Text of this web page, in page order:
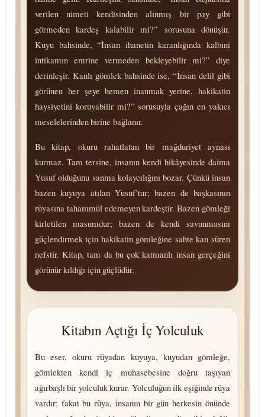
verilen nimeti kendisinden alınmış bir pay gibi
görmeden kardeş kalabilir mi?” sorusuna dönüşür.
Kuyu bahsinde, “İnsan ihanetin karanlığında kalbini
intikamın emrine vermeden bekleyebilir mi?” diye
derinleşir. Kanlı gömlek bahsinde ise, “İnsan delil gibi
görünen her şeye hemen inanmak yerine, hakikatin
haysiyetini koruyabilir mi?” sorusuyla çağın en yakıcı
meselelerinden birine bağlanır.
Bu kitap, okuru rahatlatan bir mağduriyet aynası
kurmaz. Tam tersine, insanın kendi hikâyesinde daima
Yusuf olduğunu sanma kolaycılığını bozar. Çünkü insan
bazen kuyuya atılan Yusuf’tur; bazen de başkasının
rüyasına tahammül edemeyen kardeştir. Bazen gömleği
kirletilen masumdur; bazen de kendi savunmasını
güçlendirmek için hakikatin gömleğine sahte kan süren
nefstir. Kitap, tam da bu çok katmanlı insan gerçeğini
görünür kıldığı için güçlüdür.
Kitabın Açtığı İç Yolculuk
Bu eser, okuru rüyadan kuyuya, kuyudan gömleğe,
gömlekten kendi iç muhasebesine doğru taşıyan
ağırbaşlı bir yolculuk kurar. Yolculuğun ilk eşiğinde rüya
vardır; fakat bu rüya, insanın bir gün herkesin önünde